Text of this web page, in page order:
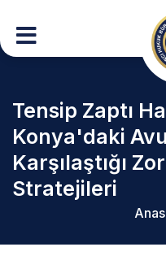
Tensip Zaptı
Konya'daki
Karşılaştığı
Stratejileri